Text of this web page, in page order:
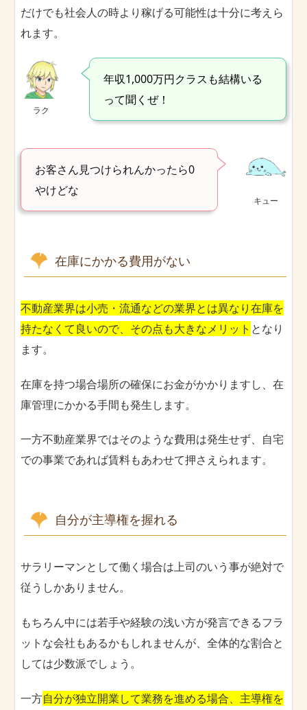
だけでも社会人の時より稼げる可能性は十分に考えら
れます。
ラク
年収1,000万円クラスも結構いる
って聞くぜ！
キュー
お客さん見つけられんかったら0
やけどな
在庫にかかる費用がない
不動産業界は小売・流通などの業界とは異なり在庫を
持たなくて良いので、その点も大きなメリット となり
ます。
在庫を持つ場合場所の確保にお金がかかりますし、在
庫管理にかかる手間も発生します。
一方不動産業界ではそのような費用は発生せず、自宅
での事業であれば賃料もあわせて押さえられます。
自分が主導権を握れる
サラリーマンとして働く場合は上司のいう事が絶対で
従うしかありません。
もちろん中には若手や経験の浅い方が発言できるフラ
ットな会社もあるかもしれませんが、全体的な割合と
しては少数派でしょう。
一方自分が独立開業して業務を進める場合、主導権を